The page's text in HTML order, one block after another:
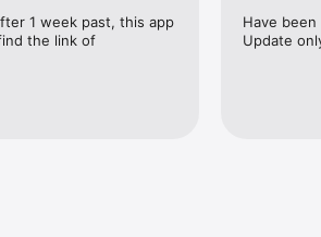
冊。
1 week past, this app
the link of
Have
Update